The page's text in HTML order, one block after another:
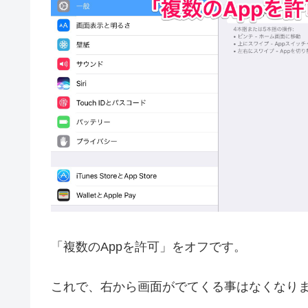
「複数のAppを許可」をオフです。
これで、右から画面がでてくる事はなくなり